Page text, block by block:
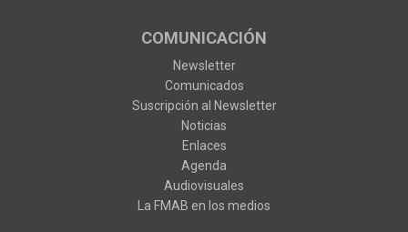
COMUNICACIÓN
Newsletter
Comunicados
Suscripción al Newsletter
Noticias
Enlaces
Agenda
Audiovisuales
La FMAB en los medios